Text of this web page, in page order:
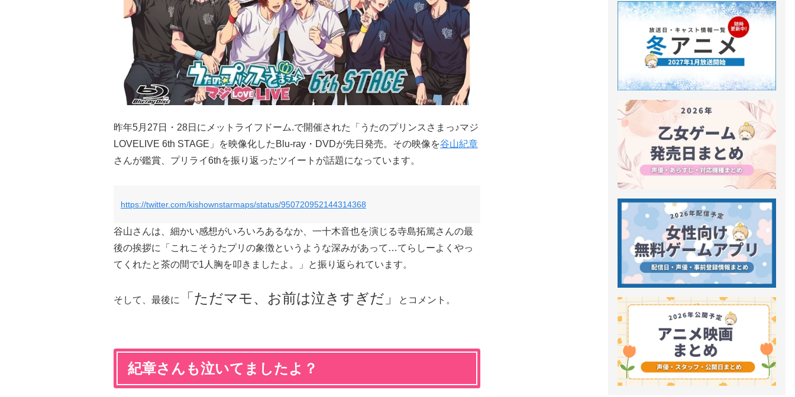
昨年5月27日・28日にメットライフドーム.で開催された「うたのプリンスさまっ♪マジ
LOVELIVE 6th STAGE」を映像化したBlu-ray・DVDが先日発売。その映像を谷山紀章
さんが鑑賞、プリライ6thを振り返ったツイートが話題になっています。
https://twitter.com/kishownstarmaps/status/950720952144314368
谷山さんは、細かい感想がいろいろあるなか、一十木音也を演じる寺島拓篤さんの最
後の挨拶に「これこそうたプリの象徴というような深みがあって…てらしーよくやっ
てくれたと茶の間で1人胸を叩きましたよ。」と振り返られています。
そして、最後に 「ただマモ、お前は泣きすぎだ」 とコメント。
紀章さんも泣いてましたよ？